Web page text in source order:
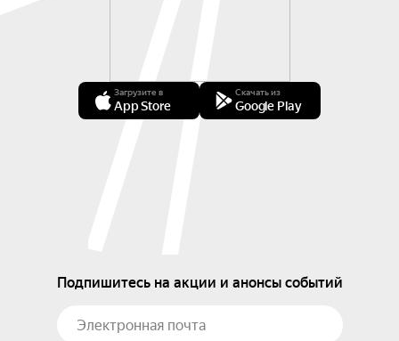
Загрузите в
App Store
Скачать из
Google Play
Подпишитесь на акции и анонсы событий